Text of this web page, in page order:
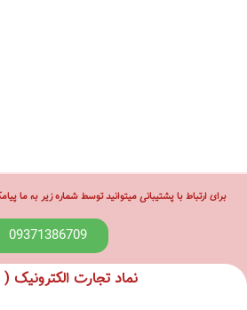
برای ارتباط با پشتیبانی میتوانید توسط شماره زیر به ما
09371386709
نماد تجارت الکترونیک (